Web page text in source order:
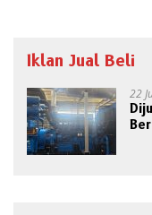
Iklan Jual Beli
22